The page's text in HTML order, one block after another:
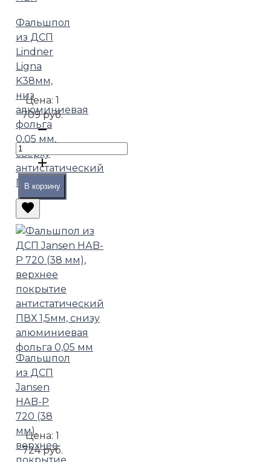
Фальшпол
из ДСП
Lindner
Ligna
K38мм,
низ
алюминиевая
фольга
0,05 мм,
сверху
антистатический
ПВХ
Цена:1
709 руб.
В корзину
Фальшпол
из ДСП
Jansen
HАB-P
720 (38
мм),
верхнее
Цена:1
724 руб.